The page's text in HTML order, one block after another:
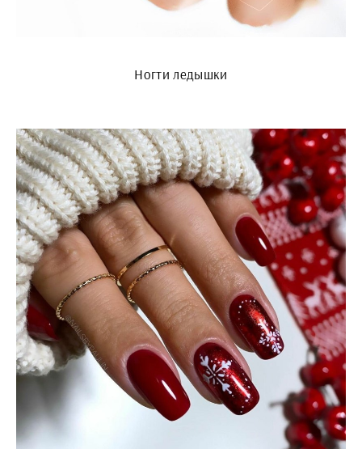
Ногти ледышки